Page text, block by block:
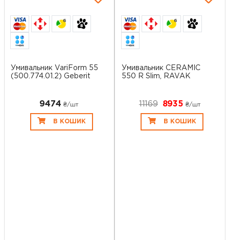
6
Умивальник VariForm 55
(500.774.01.2) Geberit
9474 ₴/шт
В КОШИК
6
Умивальник CERAMIC
550 R Slim, RAVAK
11169 8935 ₴/шт
В КОШИК